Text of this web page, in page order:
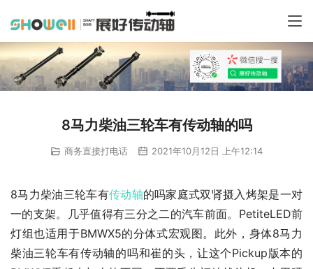
8马力柴油三轮车有传动轴的吗
商务直接打电话 2021年10月12日 上午12:14
8马力柴油三轮车有传动轴的吗家庭式双肾摄入烤架是一对
一的支架。几乎值得有三分之二的汽车前面。PetiteLED前
灯组也适用于BMWX5的分体式宏观图。此外，身体8马力
柴油三轮车有传动轴的吗和崔的头，让这个Pickup版本的